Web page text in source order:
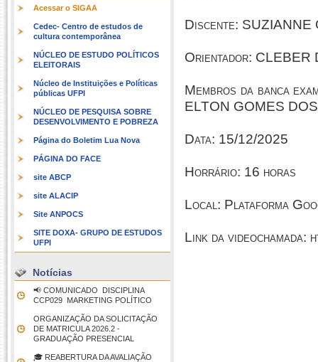
Acessar o SIGAA
Cedec- Centro de estudos de
cultura contemporânea
NÚCLEO DE ESTUDO POLÍTICOS
ELEITORAIS
Núcleo de Instituições e Políticas
públicas UFPI
NÚCLEO DE PESQUISA SOBRE
DESENVOLVIMENTO E POBREZA
Página do Boletim Lua Nova
PÁGINA DO FACE
site ABCP
site ALACIP
Site ANPOCS
SITE DOXA- GRUPO DE ESTUDOS
UFPI
Notícias
📢 COMUNICADO  DISCIPLINA
CCP029  MARKETING POLÍTICO
ORGANIZAÇÃO DA SOLICITAÇÃO
DE MATRICULA 2026.2 -
GRADUAÇÃO PRESENCIAL
🎓 REABERTURA DA AVALIAÇÃO
Discente:
Orientador: CLEBER
Membros da banca
ELTON GOMES
Data: 15/12/2025
Horrário: 16 horas
Local: Plataforma
Link da